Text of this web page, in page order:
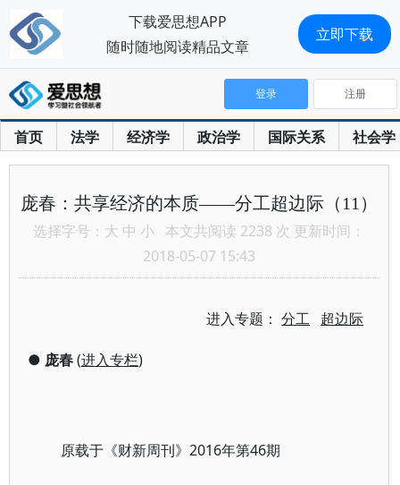
首页 法学 经济学 政治学 国际关系 社会学
登录 注册
庞春：共享经济的本质——分工超边际（11）
选择字号： 大 中 小 本文共阅读 2238 次 更新时间：
2018-05-07 15:43
进入专题：分工 超边际
● 庞春(进入专栏)
原载于《财新周刊》2016年第46期
下载爱思想APP
随时随地阅读精品文章
立即下载